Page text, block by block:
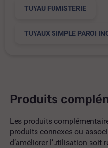
TUYAU FUMISTERIE
TUYAUX SIMPLE PAROI
Produits
Les produits
produits connexes ou
d’améliorer l’utilisation soit